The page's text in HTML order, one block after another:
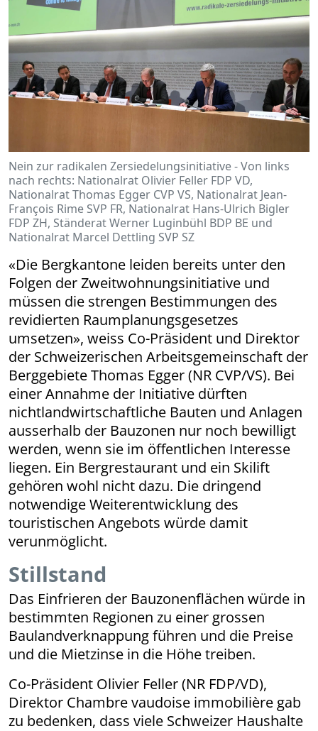
Nein zur radikalen Zersiedelungsinitiative - Von links
nach rechts: Nationalrat Olivier Feller FDP VD,
Nationalrat Thomas Egger CVP VS, Nationalrat Jean-
François Rime SVP FR, Nationalrat Hans-Ulrich Bigler
FDP ZH, Ständerat Werner Luginbühl BDP BE und
Nationalrat Marcel Dettling SVP SZ
«Die Bergkantone leiden bereits unter den
Folgen der Zweitwohnungsinitiative und
müssen die strengen Bestimmungen des
revidierten Raumplanungsgesetzes
umsetzen», weiss Co-Präsident und Direktor
der Schweizerischen Arbeitsgemeinschaft der
Berggebiete Thomas Egger (NR CVP/VS). Bei
einer Annahme der Initiative dürften
nichtland­­wirt­­schaftliche Bauten und Anlagen
ausserhalb der Bauzonen nur noch bewilligt
werden, wenn sie im öffentlichen Interesse
liegen. Ein Bergrestaurant und ein Skilift
gehören wohl nicht dazu. Die dringend
notwendige Weiterentwicklung des
touristischen Angebots würde damit
verunmöglicht.
Stillstand
Das Einfrieren der Bauzonenflächen würde in
bestimmten Regionen zu einer grossen
Baulandverknappung führen und die Preise
und die Mietzinse in die Höhe treiben.
Co-Präsident Olivier Feller (NR FDP/VD),
Direktor Chambre vaudoise immobilière gab
zu bedenken, dass viele Schweizer Haushalte